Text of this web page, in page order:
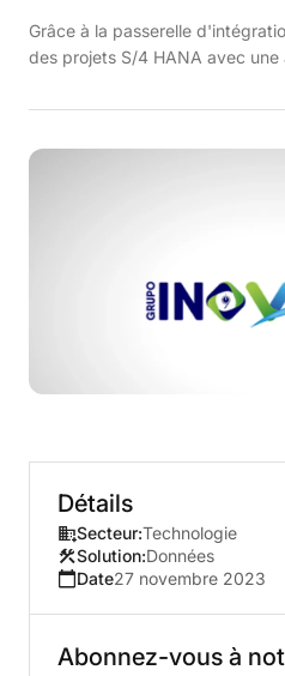
Grâce à la passerelle
des projets S/4 HANA avec
Détails
Secteur:Technologie
Solution:Données
Date27 novembre 2023
Abonnez-vous à